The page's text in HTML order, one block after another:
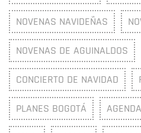
NOVENAS NAVIDEÑAS
NOVENAS DE AGUINALDOS
CONCIERTO DE NAVIDAD
PLANES BOGOTÁ